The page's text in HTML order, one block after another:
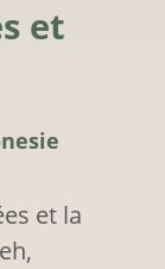
et
et la